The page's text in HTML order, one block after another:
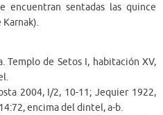
encuentran sentadas las quince
Karnak).
Templo de Setos I, habitación XV,
2004, I/2, 10-11; Jequier 1922,
encima del dintel, a-b.